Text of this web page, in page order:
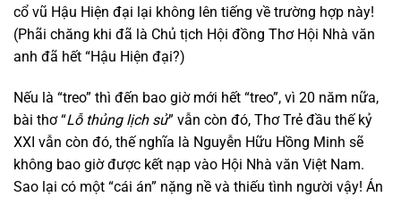
cổ vũ Hậu Hiện đại lại không lên tiếng về trường hợp này!
(Phãi chăng khi đã là Chủ tịch Hội đồng Thơ Hội Nhà văn
anh đã hết “Hậu Hiện đại?)
Nếu là “treo” thì đến bao giờ mới hết “treo”, vì 20 năm nữa,
bài thơ “Lỗ thủng lịch sử” vẫn còn đó, Thơ Trẻ đầu thế kỷ
XXI vẫn còn đó, thế nghĩa là Nguyễn Hữu Hồng Minh sẽ
không bao giờ được kết nạp vào Hội Nhà văn Việt Nam.
Sao lại có một “cái án” nặng nề và thiếu tình người vậy! Án